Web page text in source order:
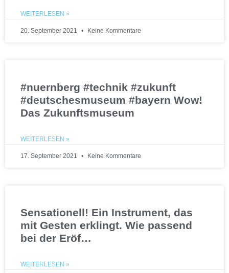
WEITERLESEN »
20. September 2021 Keine Kommentare
#nuernberg #technik #zukunft
#deutschesmuseum #bayern Wow!
Das Zukunftsmuseum
WEITERLESEN »
17. September 2021 Keine Kommentare
Sensationell! Ein Instrument, das
mit Gesten erklingt. Wie passend
bei der Eröf…
WEITERLESEN »